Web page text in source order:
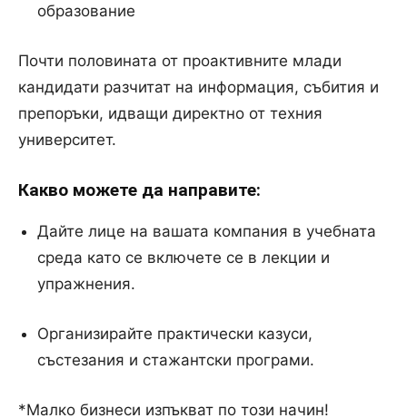
образование
Почти половината от проактивните млади
кандидати разчитат на информация, събития и
препоръки, идващи директно от техния
университет.
Какво можете да направите:
Дайте лице на вашата компания в учебната
среда като се включете се в лекции и
упражнения.
Организирайте практически казуси,
състезания и стажантски програми.
*Малко бизнеси изпъкват по този начин!